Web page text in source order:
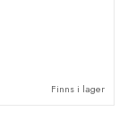
Finns i lager